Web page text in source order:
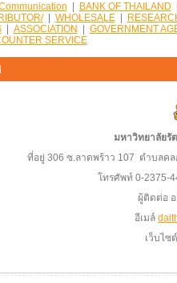
BANK OF THAILAND
| WHOLESALE|
| ASSOCIATION GOVERNMENT
SERVICE
มหาวิทยาลัย
ที่อยู่ 306 ซ.ลาดพร้าว 107 ตำบลค
โทรศัพท์ 0-2375-
ผู้ติดต่อ อ
อีเมล์
เว็บไซต์